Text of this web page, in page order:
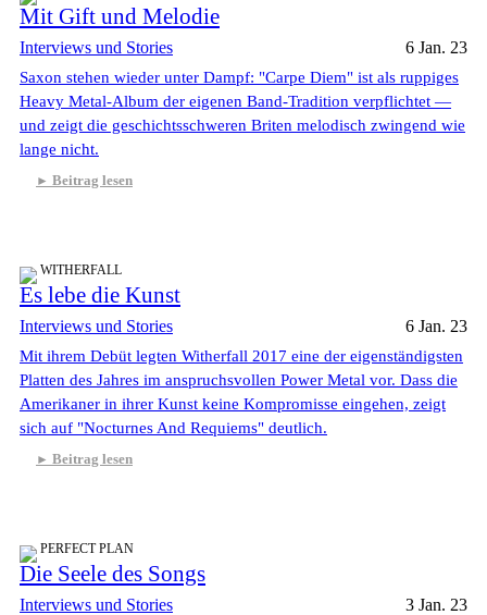
Mit Gift und Melodie
Interviews und Stories 6 Jan. 23
Saxon stehen wieder unter Dampf: "Carpe Diem" ist als ruppiges
Heavy Metal-Album der eigenen Band-Tradition verpflichtet —
und zeigt die geschichtsschweren Briten melodisch zwingend wie
lange nicht.
Beitrag lesen
WITHERFALL
Es lebe die Kunst
Interviews und Stories 6 Jan. 23
Mit ihrem Debüt legten Witherfall 2017 eine der eigenständigsten
Platten des Jahres im anspruchsvollen Power Metal vor. Dass die
Amerikaner in ihrer Kunst keine Kompromisse eingehen, zeigt
sich auf "Nocturnes And Requiems" deutlich.
Beitrag lesen
PERFECT PLAN
Die Seele des Songs
Interviews und Stories 3 Jan. 23